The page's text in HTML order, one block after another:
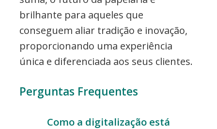
brilhante para aqueles que
conseguem aliar tradição e inovação,
proporcionando uma experiência
única e diferenciada aos seus clientes.
Perguntas Frequentes
Como a digitalização está